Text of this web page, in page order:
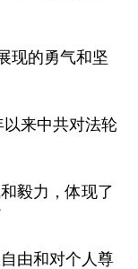
现的勇气和坚
来中共对法轮
毅力，体现了
由和对个人尊